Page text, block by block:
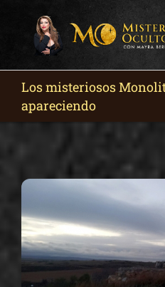
Los misteriosos
apareciendo